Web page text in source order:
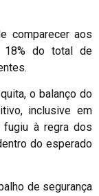
comparecer aos
18% do total de
o balanço do
inclusive em
fugiu à regra dos
do esperado
de segurança